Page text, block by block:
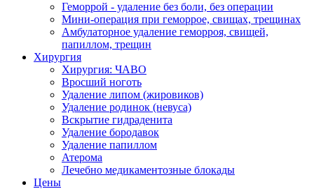
Геморрой - удаление без боли, без операции
Мини-операция при геморрое, свищах, трещинах
Амбулаторное удаление геморроя, свищей,
папиллом, трещин
Хирургия
Хирургия: ЧАВО
Вросший ноготь
Удаление липом (жировиков)
Удаление родинок (невуса)
Вскрытие гидраденита
Удаление бородавок
Удаление папиллом
Атерома
Лечебно медикаментозные блокады
Цены